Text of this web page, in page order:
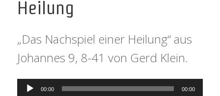
Heilung
„Das Nachspiel einer Heilung“ aus
Johannes 9, 8-41 von Gerd Klein.
Audio-
00:00 00:00